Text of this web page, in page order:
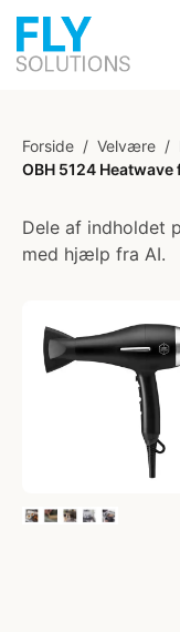
Forside / Velvære /
OBH 5124
Dele af indholdet
med hjælp fra AI.